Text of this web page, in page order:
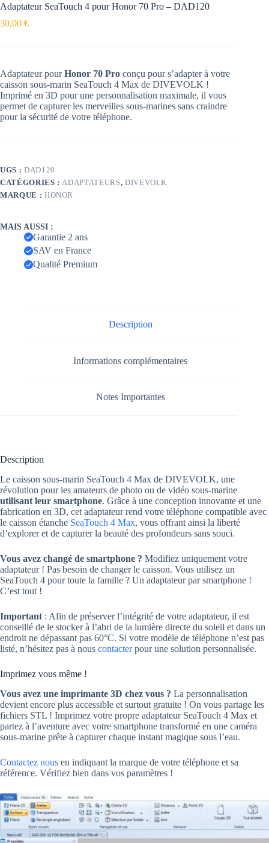
Adaptateur SeaTouch 4 pour Honor 70 Pro – DAD120
30,00 €
Adaptateur pourHonor 70 Pro conçu pour s’adapter à votre
caisson sous-marin SeaTouch 4 Max de DIVEVOLK !
Imprimé en 3D pour une personnalisation maximale, il vous
permet de capturer les merveilles sous-marines sans craindre
pour la sécurité de votre téléphone.
UGS : DAD120
CATÉGORIES : ADAPTATEURS, DIVEVOLK
MARQUE : HONOR
MAIS AUSSI :
Garantie 2 ans
SAV en France
Qualité Premium
Description
Informations complémentaires
Notes Importantes
Description
Le caisson sous-marin SeaTouch 4 Max de DIVEVOLK, une
révolution pour les amateurs de photo ou de vidéo sous-marine
utilisant leur smartphone. Grâce à une conception innovante et une
fabrication en 3D, cet adaptateur rend votre téléphone compatible avec
le caisson étanche SeaTouch 4 Max, vous offrant ainsi la liberté
d’explorer et de capturer la beauté des profondeurs sans souci.
Vous avez changé de smartphone ? Modifiez uniquement votre
adaptateur ! Pas besoin de changer le caisson. Vous utilisez un
SeaTouch 4 pour toute la famille ? Un adaptateur par smartphone !
C’est tout !
Important : Afin de préserver l’intégrité de votre adaptateur, il est
conseillé de le stocker à l’abri de la lumière directe du soleil et dans un
endroit ne dépassant pas 60°C. Si votre modèle de téléphone n’est pas
listé, n’hésitez pas à nous contacterpour une solution personnalisée.
Imprimez vous même !
Vous avez une imprimante 3D chez vous ? La personnalisation
devient encore plus accessible et surtout gratuite ! On vous partage les
fichiers STL ! Imprimez votre propre adaptateur SeaTouch 4 Max et
partez à l’aventure avec votre smartphone transformé en une caméra
sous-marine prête à capturer chaque instant magique sous l’eau.
Contactez nous en indiquant la marque de votre téléphone et sa
référence. Vérifiez bien dans vos paramètres !